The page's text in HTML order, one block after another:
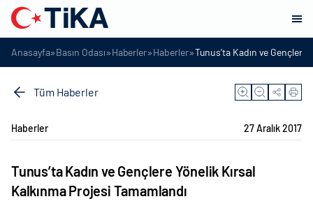
Anasayfa»Basın Odası»Haberler»Haberler»Tunus’ta Kadın ve Gençlere
Tüm Haberler
Haberler 27 Aralık 2017
Tunus’ta Kadın ve Gençlere Yönelik Kırsal
Kalkınma Projesi Tamamlandı